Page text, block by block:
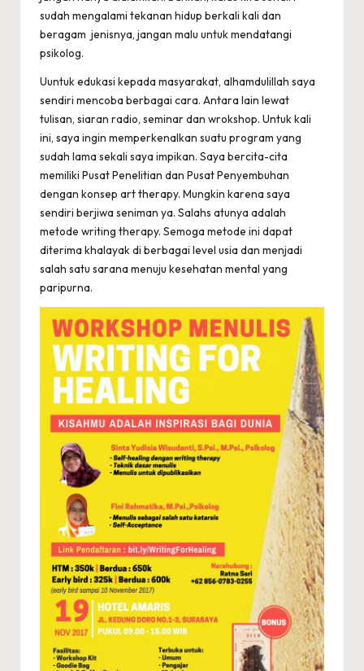
sudah mengalami tekanan hidup berkali kali dan
beragam jenisnya, jangan malu untuk mendatangi
psikolog.
Uuntuk edukasi kepada masyarakat, alhamdulillah saya
sendiri mencoba berbagai cara. Antara lain lewat
tulisan, siaran radio, seminar dan wrokshop. Untuk kali
ini, saya ingin memperkenalkan suatu program yang
sudah lama sekali saya impikan. Saya bercita-cita
memiliki Pusat Penelitian dan Pusat Penyembuhan
dengan konsep art therapy. Mungkin karena saya
sendiri berjiwa seniman ya. Salahs atunya adalah
metode writing therapy. Semoga metode ini dapat
diterima khalayak di berbagai level usia dan menjadi
salah satu sarana menuju kesehatan mental yang
paripurna.